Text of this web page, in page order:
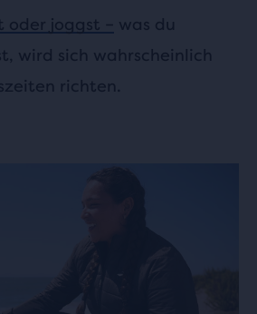
oder joggst – was du
wird sich wahrscheinlich
richten.